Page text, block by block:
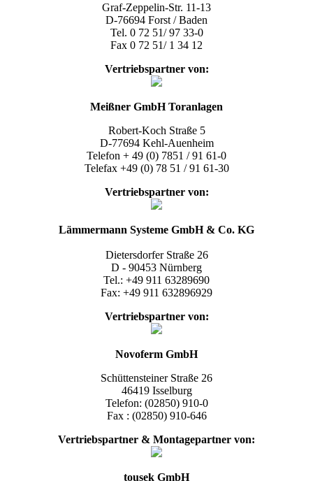
Graf-Zeppelin-Str. 11-13
D-76694 Forst / Baden
Tel. 0 72 51/ 97 33-0
Fax 0 72 51/ 1 34 12
Vertriebspartner von:
Meißner GmbH Toranlagen
Robert-Koch Straße 5
D-77694 Kehl-Auenheim
Telefon + 49 (0) 7851 / 91 61-0
Telefax +49 (0) 78 51 / 91 61-30
Vertriebspartner von:
Lämmermann Systeme GmbH & Co. KG
Dietersdorfer Straße 26
D - 90453 Nürnberg
Tel.: +49 911 63289690
Fax: +49 911 632896929
Vertriebspartner von:
Novoferm GmbH
Schüttensteiner Straße 26
46419 Isselburg
Telefon: (02850) 910-0
Fax : (02850) 910-646
Vertriebspartner & Montagepartner von:
tousek GmbH